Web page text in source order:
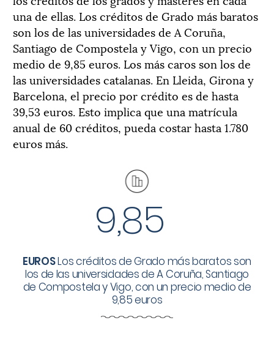
una de ellas. Los créditos de Grado más baratos
son los de las universidades de A Coruña,
Santiago de Compostela y Vigo, con un precio
medio de 9,85 euros. Los más caros son los de
las universidades catalanas. En Lleida, Girona y
Barcelona, el precio por crédito es de hasta
39,53 euros. Esto implica que una matrícula
anual de 60 créditos, pueda costar hasta 1.780
euros más.
9,85
EUROSLos créditos de Grado más baratos son
los de las universidades de A Coruña, Santiago
de Compostela y Vigo, con un precio medio de
9,85 euros